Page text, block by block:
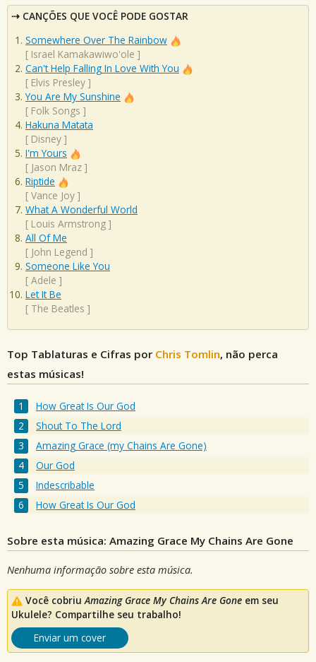
CANÇÕES QUE VOCÊ PODE GOSTAR
Somewhere Over The Rainbow
[ Israel Kamakawiwo'ole ]
Can't Help Falling In Love With You
[ Elvis Presley ]
You Are My Sunshine
[ Folk Songs ]
Hakuna Matata
[ Disney ]
I'm Yours
[ Jason Mraz ]
Riptide
[ Vance Joy ]
What A Wonderful World
[ Louis Armstrong ]
All Of Me
[ John Legend ]
Someone Like You
[ Adele ]
Let It Be
[ The Beatles ]
Top Tablaturas e Cifras por Chris Tomlin, não perca
estas músicas!
How Great Is Our God
Shout To The Lord
Amazing Grace (my Chains Are Gone)
Our God
Indescribable
How Great Is Our God
Sobre esta música: Amazing Grace My Chains Are Gone
Nenhuma informação sobre esta música.
Você cobriuAmazing Grace My Chains Are Gone em seu
Ukulele? Compartilhe seu trabalho!
Enviar um cover